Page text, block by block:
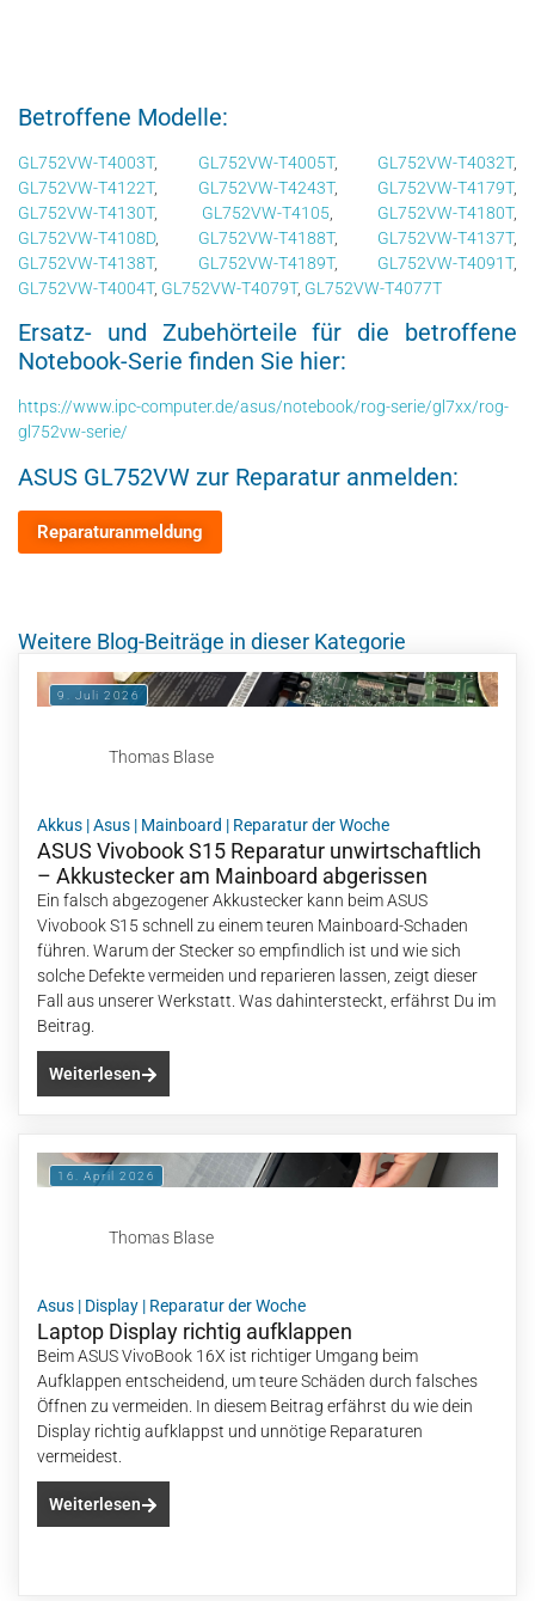
Betroffene Modelle:
GL752VW-T4003T, GL752VW-T4005T, GL752VW-T4032T,
GL752VW-T4122T, GL752VW-T4243T, GL752VW-T4179T,
GL752VW-T4130T, GL752VW-T4105 GL752VW-T4180T,
GL752VW-T4108D, GL752VW-T4188T, GL752VW-T4137T,
GL752VW-T4138T, GL752VW-T4189T, GL752VW-T4091T,
GL752VW-T4004T, GL752VW-T4079T, GL752VW-T4077T
Ersatz- und Zubehörteile für die betroffene
Notebook-Serie finden Sie hier:
https://www.ipc-computer.de/asus/notebook/rog-serie/gl7xx/rog-
gl752vw-serie/
ASUS GL752VW zur Reparatur anmelden:
Weitere Blog-Beiträge in dieser Kategorie
9. Juli 2026
Thomas Blase
Akkus |Asus | Mainboard | Reparatur der Woche
ASUS Vivobook S15 Reparatur unwirtschaftlich
– Akkustecker am Mainboard abgerissen
Ein falsch abgezogener Akkustecker kann beim ASUS
Vivobook S15 schnell zu einem teuren Mainboard-Schaden
führen. Warum der Stecker so empfindlich ist und wie sich
solche Defekte vermeiden und reparieren lassen, zeigt dieser
Fall aus unserer Werkstatt. Was dahintersteckt, erfährst Du im
Beitrag.
Weiterlesen
16. April 2026
Thomas Blase
Asus | Display | Reparatur der Woche
Laptop Display richtig aufklappen
Beim ASUS VivoBook 16X ist richtiger Umgang beim
Aufklappen entscheidend, um teure Schäden durch falsches
Öffnen zu vermeiden. In diesem Beitrag erfährst du wie dein
Display richtig aufklappst und unnötige Reparaturen
vermeidest.
Weiterlesen